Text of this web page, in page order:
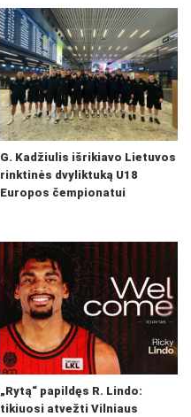
G. Kadžiulis išrikiavo Lietuvos
rinktinės dvyliktuką U18
Europos čempionatui
„Rytą“ papildęs R. Lindo:
tikiuosi atvežti Vilniaus